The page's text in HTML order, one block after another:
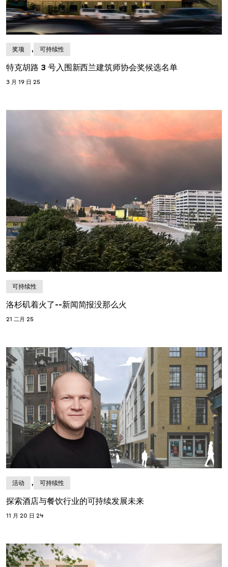
奖项 , 可持续性
特克胡路 3 号入围新西兰建筑师协会奖候选名单
3 月 19 日 25
可持续性
洛杉矶着火了--新闻简报没那么火
21 二月 25
活动 , 可持续性
探索酒店与餐饮行业的可持续发展未来
11 月 20 日 24